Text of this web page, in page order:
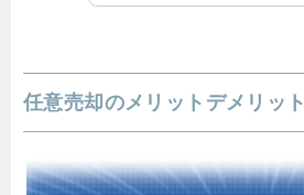
任意売却のメリットデメリット